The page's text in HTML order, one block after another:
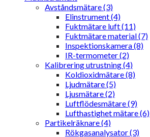
Avståndsmätare (3)
Elinstrument (4)
Fuktmätare luft (11)
Fuktmätare material (7)
Inspektionskamera (8)
IR-termometer (2)
Kalibrering utrustning (4)
Koldioxidmätare (8)
Ljudmätare (5)
Ljusmätare (2)
Luftflödesmätare (9)
Lufthastighet mätare (6)
Partikelräknare (4)
Rökgasanalysator (3)